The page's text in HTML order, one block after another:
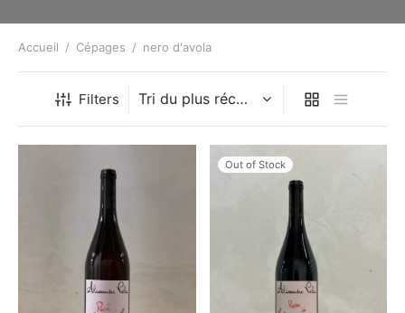
Accueil / Cépages / nero d'avola
Filters
Out of Stock